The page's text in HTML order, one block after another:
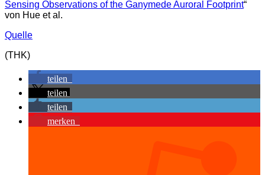
Sensing Observations of the Ganymede Auroral Footprint“
von Hue et al.
Quelle
(THK)
teilen
teilen
teilen
merken